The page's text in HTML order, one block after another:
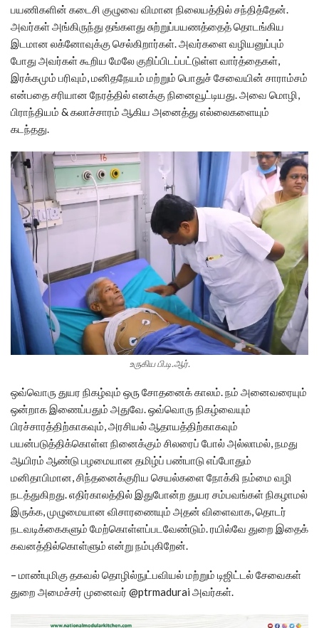
பயணிகளின் கடைசி குழுவை விமான நிலையத்தில் சந்தித்தேன்.
அவர்கள் அங்கிருந்து தங்களது சுற்றுப்பயணத்தைத் தொடங்கிய
இடமான லக்னோவுக்கு செல்கிறார்கள். அவர்களை வழியனுப்பும்
போது அவர்கள் கூறிய மேலே குறிப்பிடப்பட்டுள்ள வார்த்தைகள்,
இரக்கமும் பரிவும், மனிதநேயம் மற்றும் பொதுச் சேவையின் சாராம்சம்
என்பதை சரியான நேரத்தில் எனக்கு நினைவூட்டியது. அவை மொழி,
பிராந்தியம் & கலாச்சாரம் ஆகிய அனைத்து எல்லைகளையும்
கடந்தது.
உருகிய பி.டி.ஆர்.
ஒவ்வொரு துயர நிகழ்வும் ஒரு சோதனைக் காலம். நம் அனைவரையும்
ஒன்றாக இணைப்பதும் அதுவே. ஒவ்வொரு நிகழ்வையும்
பிரச்சாரத்திற்காகவும், அரசியல் ஆதாயத்திற்காகவும்
பயன்படுத்திக்கொள்ள நினைக்கும் சிலரைப் போல் அல்லாமல், நமது
ஆயிரம் ஆண்டு பழமையான தமிழ்ப் பண்பாடு எப்போதும்
மனிதாபிமான, சிந்தனைக்குரிய செயல்களை நோக்கி நம்மை வழி
நடத்துகிறது. எதிர்காலத்தில் இதுபோன்ற துயர சம்பவங்கள் நிகழாமல்
இருக்க, முழுமையான விசாரணையும் அதன் விளைவாக, தொடர்
நடவடிக்கைகளும் மேற்கொள்ளப்படவேண்டும். ரயில்வே துறை இதைக்
கவனத்தில்கொள்ளும் என்று நம்புகிறேன்.
– மாண்புமிகு தகவல் தொழில்நுட்பவியல் மற்றும் டிஜிட்டல் சேவைகள்
துறை அமைச்சர் முனைவர் @ptrmadurai அவர்கள்.